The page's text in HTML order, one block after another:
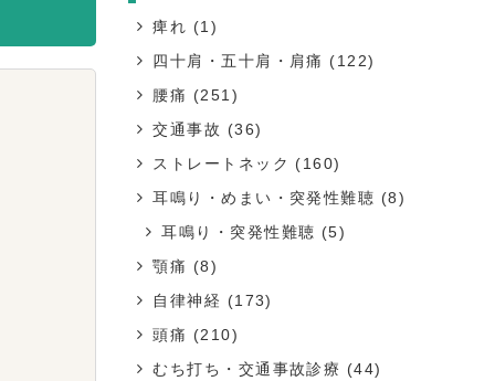
痺れ (1)
四十肩・五十肩・肩痛 (122)
腰痛 (251)
交通事故 (36)
ストレートネック (160)
耳鳴り・めまい・突発性難聴 (8)
耳鳴り・突発性難聴 (5)
顎痛 (8)
自律神経 (173)
頭痛 (210)
むち打ち・交通事故診療 (44)